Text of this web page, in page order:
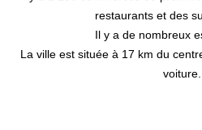
restaurants et des
Il y a de nombreux
La ville est située à 17 km du
voiture.